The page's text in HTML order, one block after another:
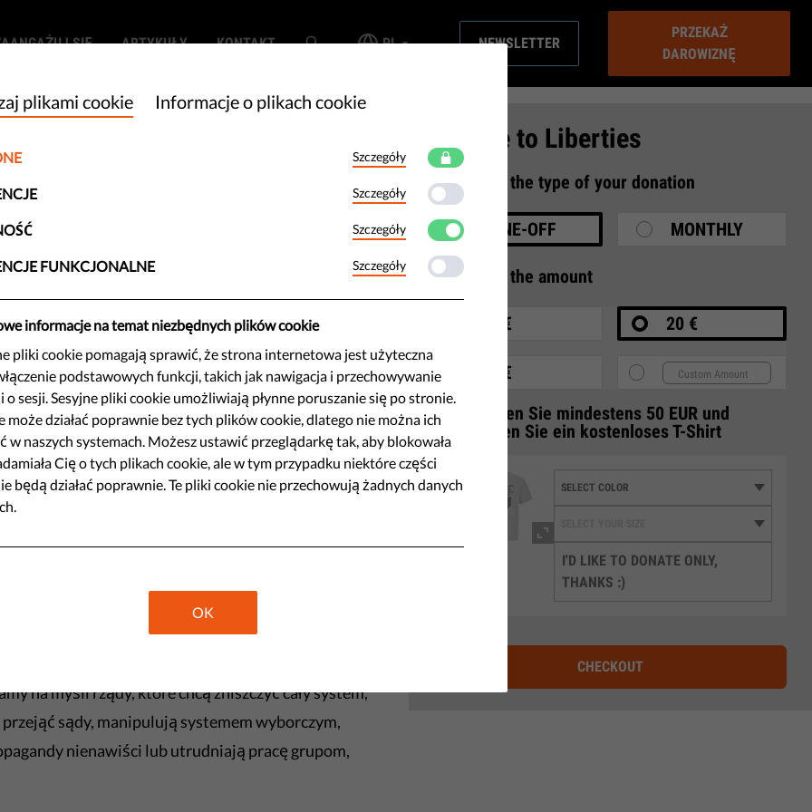
SIĘ ARTYKUŁY KONTAKT PL NEWSLETTER
PRZEKAŻ
DAROWIZNĘ
zadbać o
wartości - oto
może to zrobić
ataków na demokrację i
Dlatego grupa Liberties
unijnym przywódcom pewne
lepiej zadbać o ochronę
wartości.
atakuje nasze prawa podstawowe. Nie mówimy
na myśli rządy, które chcą zniszczyć cały system,
sądy, manipulują systemem wyborczym,
nienawiści lub utrudniają pracę grupom,
Donate to Liberties
1 Select the type of your donation
ONE-OFF MONTHLY
2 Select the amount
10 € 20 €
35 €
3
Spenden Sie mindestens 50 EUR und
erhalten Sie ein kostenloses T-Shirt
I'D LIKE TO DONATE ONLY,
THANKS :)
CHECKOUT
plikami cookie Informacje o plikach cookie
Szczegóły
Szczegóły
Szczegóły
FUNKCJONALNE Szczegóły
informacje na temat niezbędnych plików cookie
pliki cookie pomagają sprawić, że strona internetowa jest użyteczna
podstawowych funkcji, takich jak nawigacja i przechowywanie
o sesji. Sesyjne pliki cookie umożliwiają płynne poruszanie się po stronie.
może działać poprawnie bez tych plików cookie, dlatego nie można ich
w naszych systemach. Możesz ustawić przeglądarkę tak, aby blokowała
Cię o tych plikach cookie, ale w tym przypadku niektóre części
będą działać poprawnie. Te pliki cookie nie przechowują żadnych danych
OK